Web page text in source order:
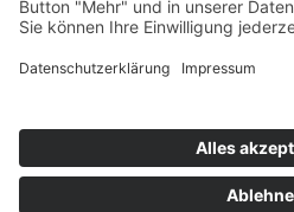
Jetzt an der STUDIE360
Wir möchten Transparenz mit
kostenlose Teilnahme wichtig.
umgehend nach Teilnahme
unserer Webseite zur